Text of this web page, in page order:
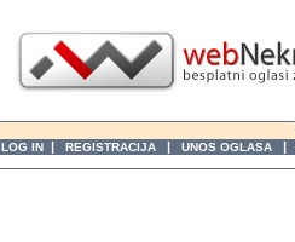
LOG IN | REGISTRACIJA | UNOS OGLASA |